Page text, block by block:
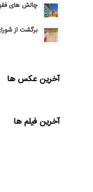
چالش های
برگشت از
آخرین عکس ها
آخرین فیلم ها